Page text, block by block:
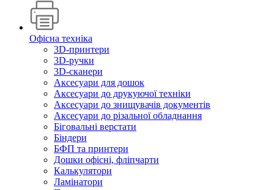
Офісна техніка
3D-принтери
3D-ручки
3D-сканери
Аксесуари для дошок
Аксесуари до друкуючої техніки
Аксесуари до знищувачів документів
Аксесуари до різальної обладнання
Біговальні верстати
Біндери
БФП та принтери
Дошки офісні, фліпчарти
Калькулятори
Ламінатори